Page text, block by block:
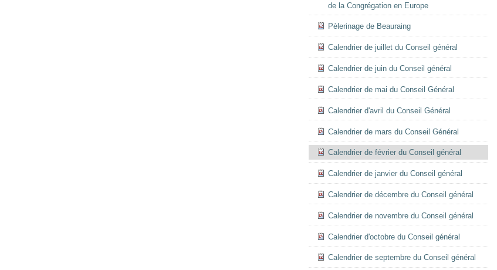
de la Congrégation en Europe
Pèlerinage de Beauraing
Calendrier de juillet du Conseil général
Calendrier de juin du Conseil général
Calendrier de mai du Conseil Général
Calendrier d'avril du Conseil Général
Calendrier de mars du Conseil Général
Calendrier de février du Conseil général
Calendrier de janvier du Conseil général
Calendrier de décembre du Conseil général
Calendrier de novembre du Conseil général
Calendrier d'octobre du Conseil général
Calendrier de septembre du Conseil général